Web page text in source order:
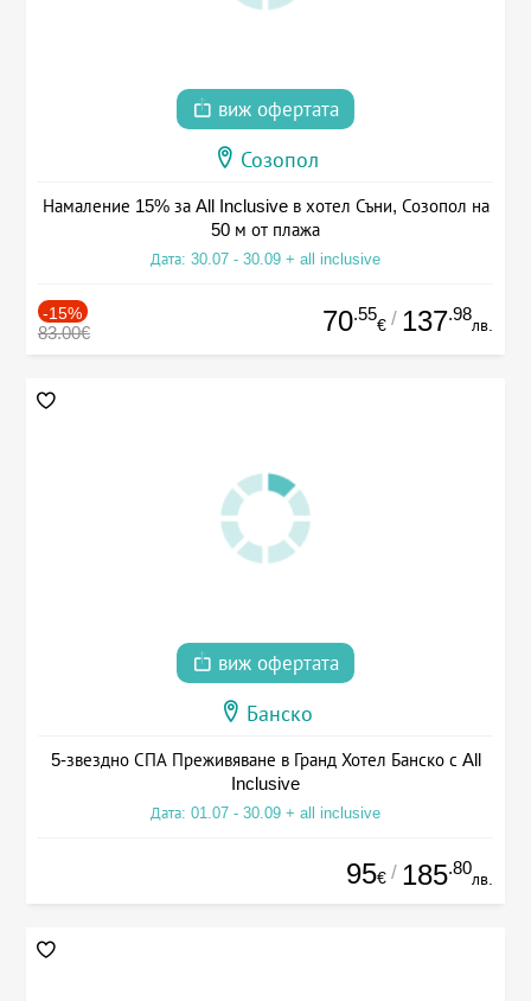
виж офертата
Созопол
Намаление 15% за All Inclusive в хотел Съни, Созопол на
50 м от плажа
Дата: 30.07 - 30.09 + all inclusive
-15%
83.00€ 70.55
€ / 137.98
лв.
виж офертата
Банско
5-звездно СПА Преживяване в Гранд Хотел Банско с All
Inclusive
Дата: 01.07 - 30.09 + all inclusive
95€ / 185.80
лв.